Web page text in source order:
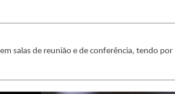
salas de reunião e de conferência, tendo